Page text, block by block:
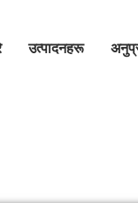
उत्पादनहरू